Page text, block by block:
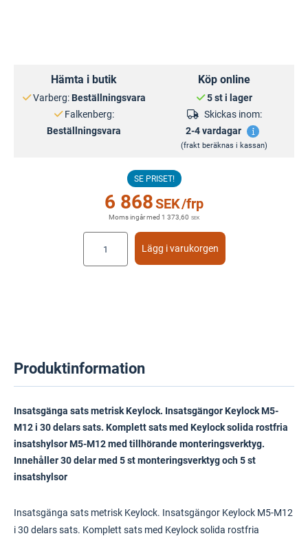
Hämta i butik
Varberg: Beställningsvara
Falkenberg:
Beställningsvara
Köp online
5 st i lager
Skickas inom:
2-4 vardagar
(frakt beräknas i kassan)
SE PRISET!
6 868SEK/frp
Moms ingår med 1 373,60 SEK
Lägg i varukorgen
Produktinformation
Insatsgänga sats metrisk Keylock. Insatsgängor Keylock M5-
M12 i 30 delars sats. Komplett sats med Keylock solida rostfria
insatshylsor M5-M12 med tillhörande monteringsverktyg.
Innehåller 30 delar med 5 st monteringsverktyg och 5 st
insatshylsor
Insatsgänga sats metrisk Keylock. Insatsgängor Keylock M5-M12
i 30 delars sats. Komplett sats med Keylock solida rostfria